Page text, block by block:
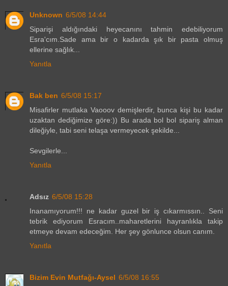
Unknown 6/5/08 14:44
Siparişi aldığındaki heyecanını tahmin edebiliyorum
Esra'cım.Sade ama bir o kadarda şık bir pasta olmuş
ellerine sağlık...
Yanıtla
Bak ben 6/5/08 15:17
Misafirler mutlaka Vaooov demişlerdir, bunca kişi bu kadar
uzaktan dediğimize göre:)) Bu arada bol bol sipariş alman
dileğiyle, tabi seni telaşa vermeyecek şekilde...
Sevgilerle...
Yanıtla
Adsız 6/5/08 15:28
Inanamıyorum!!! ne kadar guzel bir iş cıkarmıssın.. Seni
tebrik ediyorum Esracım..maharetlerini hayranlıkla takip
etmeye devam edeceğim. Her şey gönlunce olsun canım.
Yanıtla
Bizim Evin Mutfağı-Aysel 6/5/08 16:55